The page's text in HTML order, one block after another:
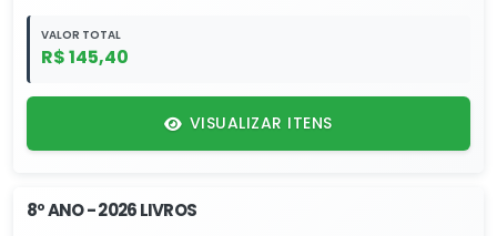
VALOR TOTAL
R$ 145,40
VISUALIZAR ITENS
8º ANO - 2026 LIVROS